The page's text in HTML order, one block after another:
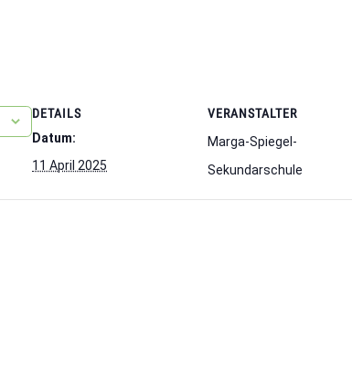
DETAILS
Datum:
11 April 2025
VERANSTALTER
Marga-Spiegel-
Sekundarschule